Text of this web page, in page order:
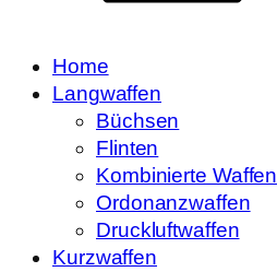
Home
Langwaffen
Büchsen
Flinten
Kombinierte Waffen
Ordonanzwaffen
Druckluftwaffen
Kurzwaffen